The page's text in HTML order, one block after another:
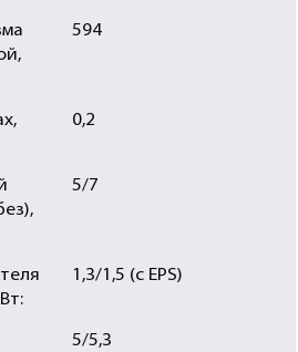
594
0,2
5/7
1,3/1,5 (с EPS)
5/5,3